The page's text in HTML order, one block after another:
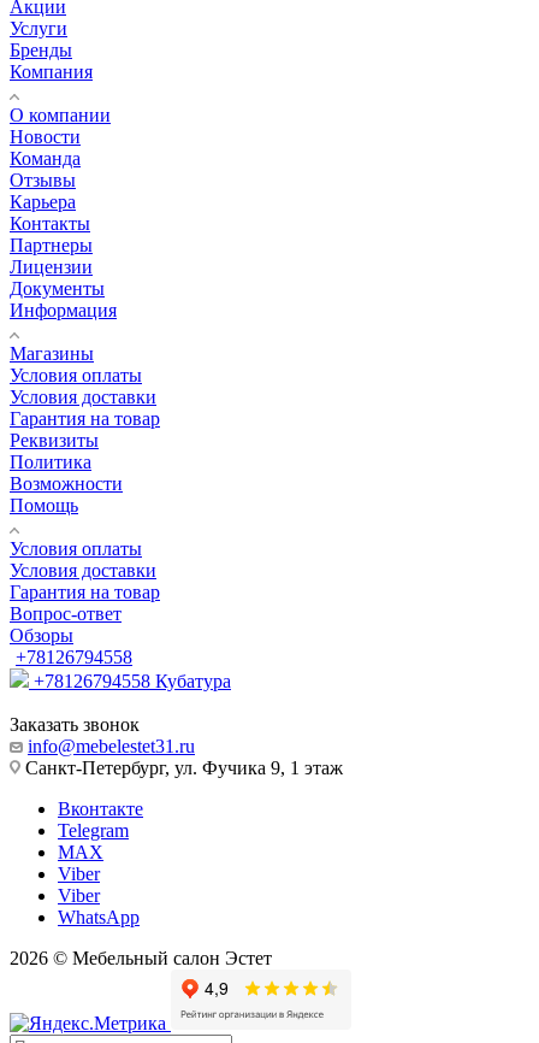
Акции
Услуги
Бренды
Компания
О компании
Новости
Команда
Отзывы
Карьера
Контакты
Партнеры
Лицензии
Документы
Информация
Магазины
Условия оплаты
Условия доставки
Гарантия на товар
Реквизиты
Политика
Возможности
Помощь
Условия оплаты
Условия доставки
Гарантия на товар
Вопрос-ответ
Обзоры
+78126794558
+78126794558 Кубатура
Заказать звонок
info@mebelestet31.ru
Санкт-Петербург, ул. Фучика 9, 1 этаж
Вконтакте
Telegram
MAX
Viber
Viber
WhatsApp
2026 © Мебельный салон Эстет